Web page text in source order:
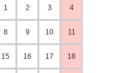
1 2 3 4
8 9 10 11
15 16 17 18